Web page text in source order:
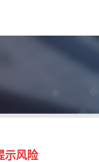
示风险